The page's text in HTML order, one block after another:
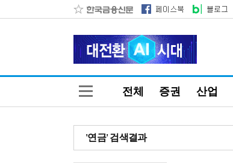
전체 증권 산업
'연금' 검색결과